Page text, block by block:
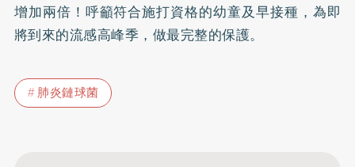
增加兩倍！呼籲符合施打資格的幼童及早接種，為即
將到來的流感高峰季，做最完整的保護。
肺炎鏈球菌